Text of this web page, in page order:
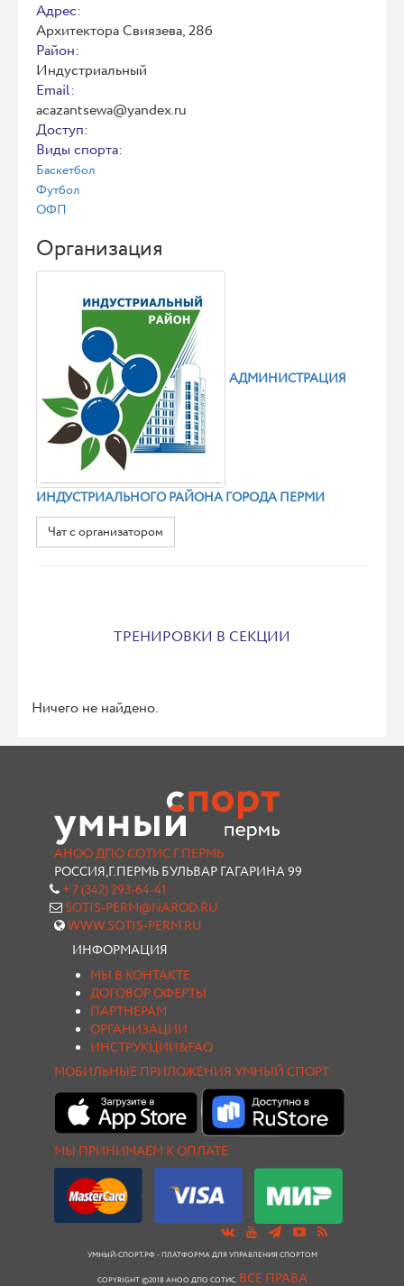
Адрес:
Архитектора Свиязева, 28б
Район:
Индустриальный
Email:
acazantsewa@yandex.ru
Доступ:
Виды спорта:
Баскетбол
Футбол
ОФП
Организация
АДМИНИСТРАЦИЯ
ИНДУСТРИАЛЬНОГО РАЙОНА ГОРОДА ПЕРМИ
Чат с организатором
ТРЕНИРОВКИ В СЕКЦИИ
Ничего не найдено.
АНОО ДПО СОТИС Г.ПЕРМЬ
РОССИЯ,Г.ПЕРМЬ БУЛЬВАР ГАГАРИНА 99
+ 7 (342) 293-64-41
SOTIS-PERM@NAROD.RU
WWW.SOTIS-PERM.RU
ИНФОРМАЦИЯ
МЫ В КОНТАКТЕ
ДОГОВОР ОФЕРТЫ
ПАРТНЕРАМ
ОРГАНИЗАЦИИ
ИНСТРУКЦИИ&FAQ
МОБИЛЬНЫЕ ПРИЛОЖЕНИЯ УМНЫЙ СПОРТ
МЫ ПРИНИМАЕМ К ОПЛАТЕ
УМНЫЙ-СПОРТ.РФ - ПЛАТФОРМА ДЛЯ УПРАВЛЕНИЯ СПОРТОМ
COPYRIGHT ©2018 АНОО ДПО СОТИС. ВСЕ ПРАВА